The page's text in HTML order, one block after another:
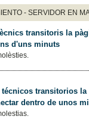
- SERVIDOR EN
transitoris la
d'uns minuts
transitorios
dentro de unos